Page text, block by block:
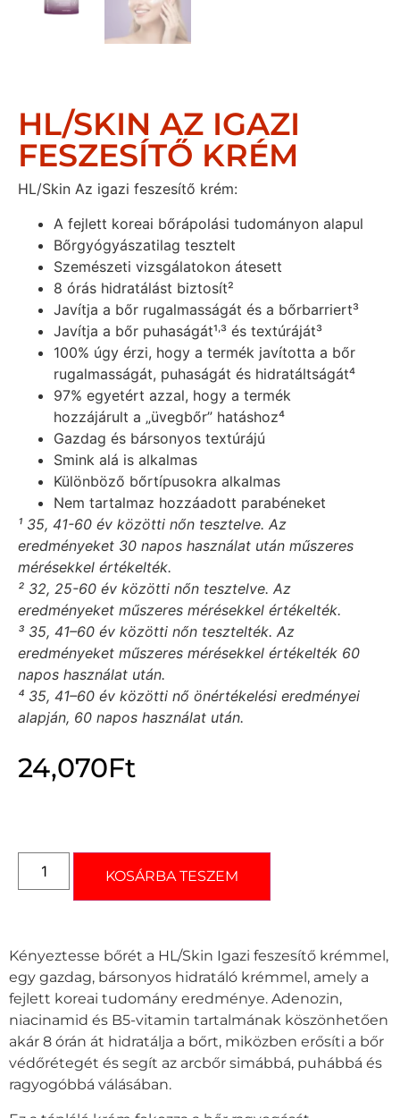
HL/SKIN AZ IGAZI
FESZESÍTŐ KRÉM
HL/Skin Az igazi feszesítő krém:
A fejlett koreai bőrápolási tudományon alapul
Bőrgyógyászatilag tesztelt
Szemészeti vizsgálatokon átesett
8 órás hidratálást biztosít²
Javítja a bőr rugalmasságát és a bőrbarriert³
Javítja a bőr puhaságát¹,³ és textúráját³
100% úgy érzi, hogy a termék javította a bőr
rugalmasságát, puhaságát és hidratáltságát⁴
97% egyetért azzal, hogy a termék
hozzájárult a „üvegbőr” hatáshoz⁴
Gazdag és bársonyos textúrájú
Smink alá is alkalmas
Különböző bőrtípusokra alkalmas
Nem tartalmaz hozzáadott parabéneket
¹ 35, 41-60 év közötti nőn tesztelve. Az
eredményeket 30 napos használat után műszeres
mérésekkel értékelték.
² 32, 25-60 év közötti nőn tesztelve. Az
eredményeket műszeres mérésekkel értékelték.
³ 35, 41–60 év közötti nőn tesztelték. Az
eredményeket műszeres mérésekkel értékelték 60
napos használat után.
⁴ 35, 41–60 év közötti nő önértékelési eredményei
alapján, 60 napos használat után.
24,070Ft
KOSÁRBA TESZEM
Kényeztesse bőrét a HL/Skin Igazi feszesítő krémmel,
egy gazdag, bársonyos hidratáló krémmel, amely a
fejlett koreai tudomány eredménye. Adenozin,
niacinamid és B5-vitamin tartalmának köszönhetően
akár 8 órán át hidratálja a bőrt, miközben erősíti a bőr
védőrétegét és segít az arcbőr simábbá, puhábbá és
ragyogóbbá válásában.